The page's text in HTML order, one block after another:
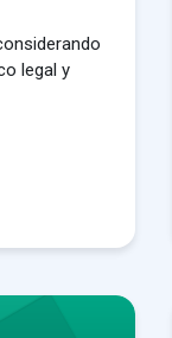
legal y
de cumplimiento